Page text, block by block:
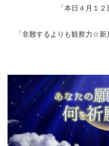
「本日４月１２
「非難するよりも観察力☆新